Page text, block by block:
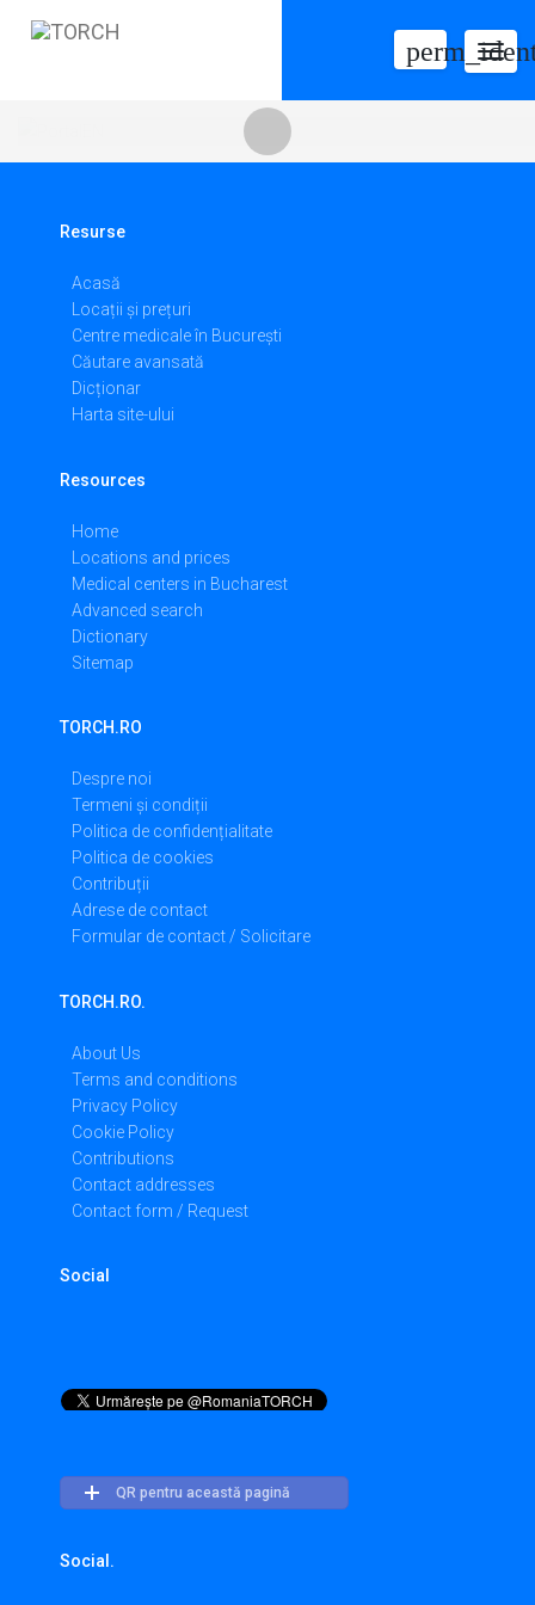
Resurse
Acasă
Locații și prețuri
Centre medicale în București
Căutare avansată
Dicționar
Harta site-ului
Resources
Home
Locations and prices
Medical centers in Bucharest
Advanced search
Dictionary
Sitemap
TORCH.RO
Despre noi
Termeni și condiții
Politica de confidențialitate
Politica de cookies
Contribuții
Adrese de contact
Formular de contact / Solicitare
TORCH.RO.
About Us
Terms and conditions
Privacy Policy
Cookie Policy
Contributions
Contact addresses
Contact form / Request
Social
QR pentru această pagină
Social.